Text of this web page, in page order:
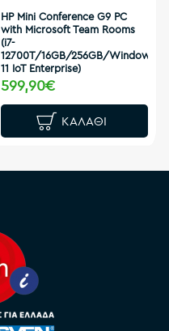
HP Mini Conference G9 PC
with Microsoft Team Rooms
(i7-
12700T/16GB/256GB/Windows
11 IoT Enterprise)
599,90€
ΚΑΛΆΘΙ